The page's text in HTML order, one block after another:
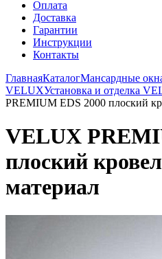
Оплата
Доставка
Гарантии
Инструкции
Контакты
ГлавнаяКаталогМансардные
VELUXУстановка и отделка
PREMIUM EDS 2000 плоский
VELUX
плоский
материал